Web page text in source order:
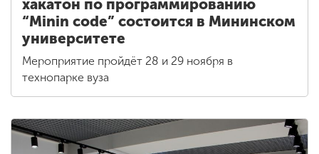
хакатон по программированию
“Minin code” состоится в Мининском
университете
Мероприятие пройдёт 28 и 29 ноября в
технопарке вуза